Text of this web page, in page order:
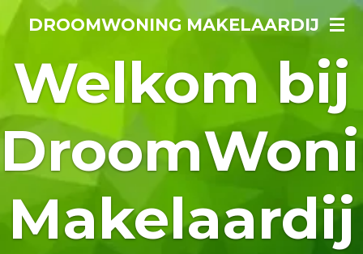
Ga
naar
de
hoofdinhoud
DROOMWONING MAKELAARDIJ
Welkom bij
Makelaardij